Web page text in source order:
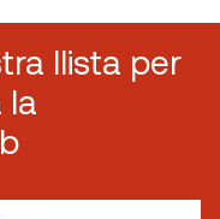
llista per
la